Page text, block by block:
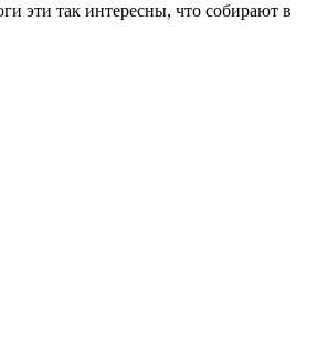
эти так интересны, что собирают в